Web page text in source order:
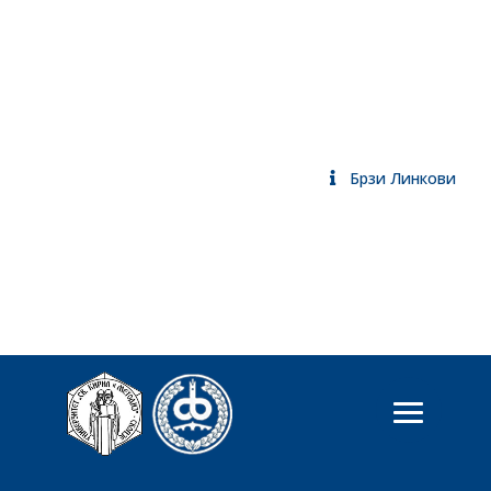
Брзи Линкови